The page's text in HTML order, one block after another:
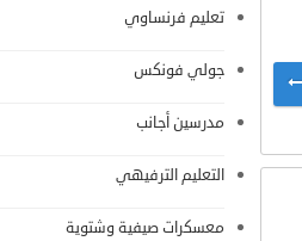
تعليم فرنساوي
جولي فونكس
مدرسين أجانب
التعليم الترفيهي
معسكرات صيفية وشتوية